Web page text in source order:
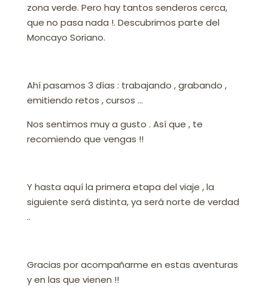
zona verde. Pero hay tantos senderos cerca,
que no pasa nada !. Descubrimos parte del
Moncayo Soriano.
Ahí pasamos 3 días : trabajando , grabando ,
emitiendo retos , cursos …
Nos sentimos muy a gusto . Así que , te
recomiendo que vengas !!
Y hasta aquí la primera etapa del viaje , la
siguiente será distinta, ya será norte de verdad
..
Gracias por acompañarme en estas aventuras
y en las que vienen !!